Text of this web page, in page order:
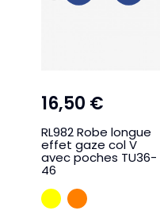
16,50 €
RL982 Robe longue
effet gaze col V
avec poches TU36-
46
JAUNEORANGE